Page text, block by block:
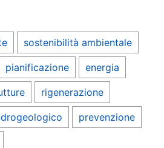
sostenibilità ambientale
pianificazione energia
rigenerazione
prevenzione